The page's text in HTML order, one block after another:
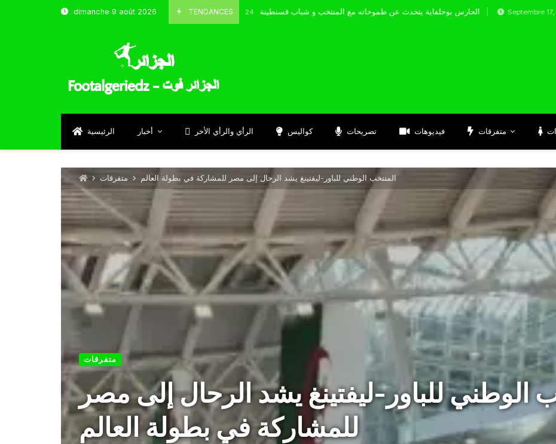
dimanche 9 août 2026 TENDANCES
Octobre 8, 2024 الحارس بوحلفاية يتحدث عن طموحاته مع المنتخب و شباب قسنطينة Septembre 17, 2024
الرئيسية أخبار الرأي والرأي الأخر كواليس تصريحات فيديوهات متفرقات
متفرقات المنتخب الوطني للباور-ليفتينغ يشد الرحال إلى مصر للمشاركة في بطولة العالم
متفرقات
الوطني للباور-ليفتينغ يشد الرحال إلى مصر
للمشاركة في بطولة العالم